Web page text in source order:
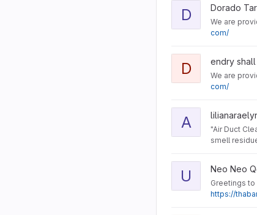
View Dorado Tarde
D Dorado
We are
com/
View Dorado Tarde
D endry
We are
com/
View Air Duct
A
"Air Duct
smell
View UK49s
U Neo Neo
Greetings
https://